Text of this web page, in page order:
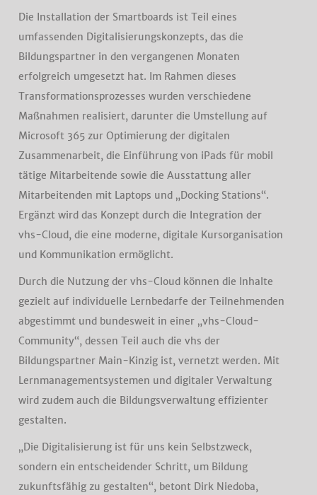
Die Installation der Smartboards ist Teil eines
umfassenden Digitalisierungskonzepts, das die
Bildungspartner in den vergangenen Monaten
erfolgreich umgesetzt hat. Im Rahmen dieses
Transformationsprozesses wurden verschiedene
Maßnahmen realisiert, darunter die Umstellung auf
Microsoft 365 zur Optimierung der digitalen
Zusammenarbeit, die Einführung von iPads für mobil
tätige Mitarbeitende sowie die Ausstattung aller
Mitarbeitenden mit Laptops und „Docking Stations“.
Ergänzt wird das Konzept durch die Integration der
vhs-Cloud, die eine moderne, digitale Kursorganisation
und Kommunikation ermöglicht.
Durch die Nutzung der vhs-Cloud können die Inhalte
gezielt auf individuelle Lernbedarfe der Teilnehmenden
abgestimmt und bundesweit in einer „vhs-Cloud-
Community“, dessen Teil auch die vhs der
Bildungspartner Main-Kinzig ist, vernetzt werden. Mit
Lernmanagementsystemen und digitaler Verwaltung
wird zudem auch die Bildungsverwaltung effizienter
gestalten.
„Die Digitalisierung ist für uns kein Selbstzweck,
sondern ein entscheidender Schritt, um Bildung
zukunftsfähig zu gestalten“, betont Dirk Niedoba,